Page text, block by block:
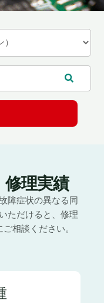
理実績
障症状の異なる同
ただけると、修理
相談ください。